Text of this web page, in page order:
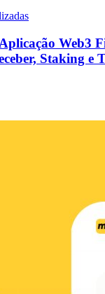
Web3
Staking e